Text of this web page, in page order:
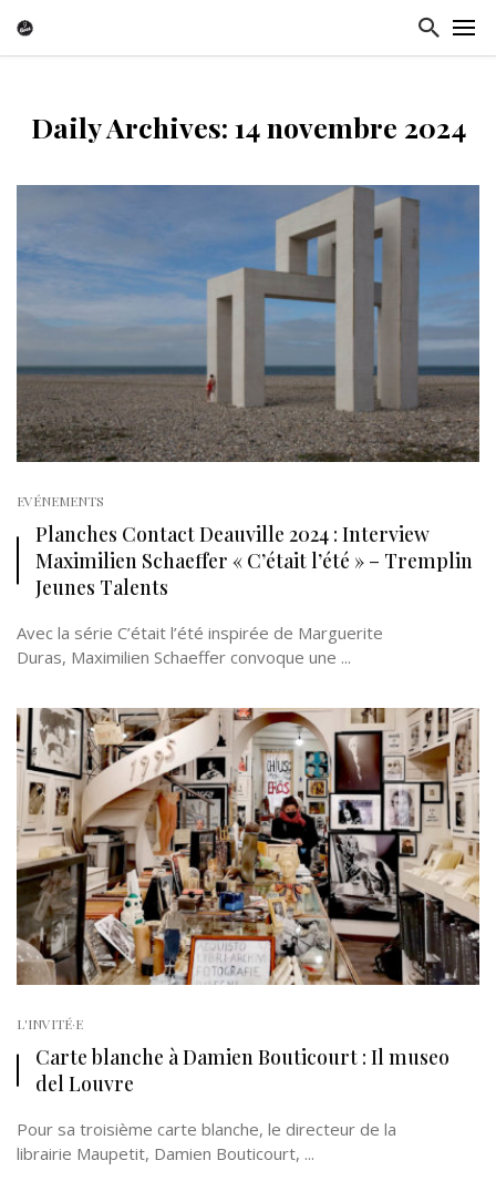
Daily Archives: 14 novembre 2024
EVÉNEMENTS
Planches Contact Deauville 2024 : Interview
Maximilien Schaeffer « C’était l’été » – Tremplin
Jeunes Talents
Avec la série C’était l’été inspirée de Marguerite
Duras, Maximilien Schaeffer convoque une ...
L'INVITÉ·E
Carte blanche à Damien Bouticourt : Il museo
del Louvre
Pour sa troisième carte blanche, le directeur de la
librairie Maupetit, Damien Bouticourt, ...